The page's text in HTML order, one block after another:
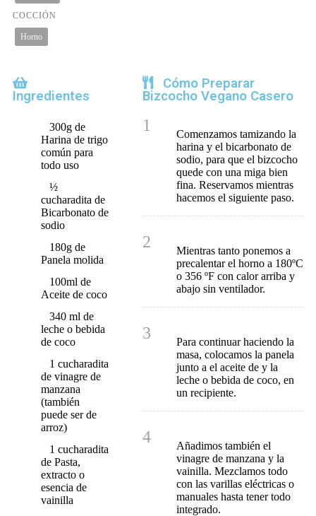
COCCIÓN
Horno
Ingredientes
300g de
Harina de trigo
común para
todo uso
½
cucharadita de
Bicarbonato de
sodio
180g de
Panela molida
100ml de
Aceite de coco
340 ml de
leche o bebida
de coco
1 cucharadita
de vinagre de
manzana
(también
puede ser de
arroz)
1 cucharadita
de Pasta,
extracto o
esencia de
vainilla
Cómo Preparar
Bizcocho Vegano Casero
1
Comenzamos tamizando la
harina y el bicarbonato de
sodio, para que el bizcocho
quede con una miga bien
fina. Reservamos mientras
hacemos el siguiente paso.
2
Mientras tanto ponemos a
precalentar el horno a 180ºC
o 356 ºF con calor arriba y
abajo sin ventilador.
3
Para continuar haciendo la
masa, colocamos la panela
junto a el aceite de y la
leche o bebida de coco, en
un recipiente.
4
Añadimos también el
vinagre de manzana y la
vainilla. Mezclamos todo
con las varillas eléctricas o
manuales hasta tener todo
integrado.